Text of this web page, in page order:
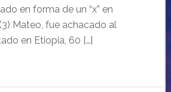
en forma de un “x” en
Mateo, fue achacado al
en Etiopia, 60 […]